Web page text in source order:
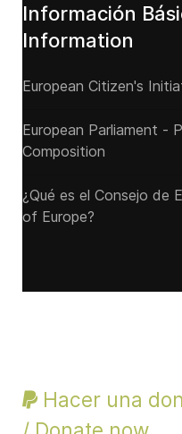
Información
Information
European Citizen's
European Parliament -
Composition
¿Qué es el Consejo de
of Europe?
Hacer una